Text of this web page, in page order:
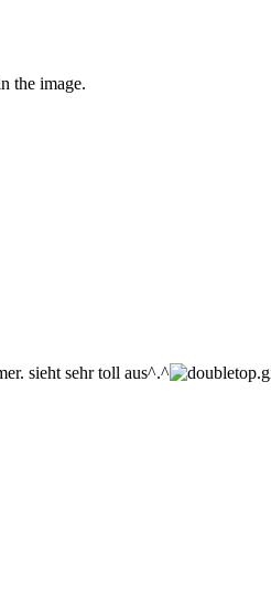
the image.
sieht sehr toll aus^.^